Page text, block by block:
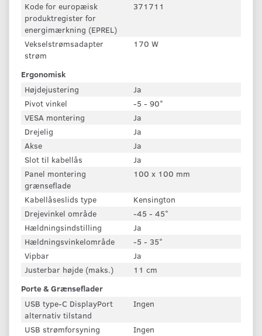
Kode for europæisk
produktregister for
energimærkning (EPREL)
371711
Vekselstrømsadapter
strøm
170 W
Ergonomisk
Højdejustering
Ja
Pivot vinkel
-5 - 90°
VESA montering
Ja
Drejelig
Ja
Akse
Ja
Slot til kabellås
Ja
Panel montering
grænseflade
100 x 100 mm
Kabellåseslids type
Kensington
Drejevinkel område
-45 - 45°
Hældningsindstilling
Ja
Hældningsvinkelområde
-5 - 35°
Vipbar
Ja
Justerbar højde (maks.)
11 cm
Porte & Grænseflader
USB type-C DisplayPort
alternativ tilstand
Ingen
USB strømforsyning
Ingen